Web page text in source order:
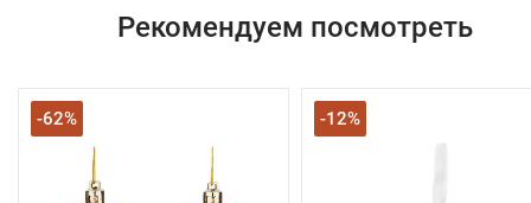
Рекомендуем посмотреть
-62% -12%